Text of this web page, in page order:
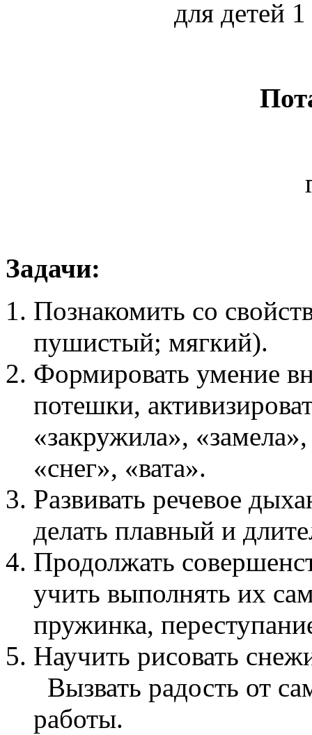
для детей
Задачи:
Познакомить со
пушистый; мягкий).
Формировать умение
потешки,
«закружила»,
«снег», «вата».
Развивать речевое
делать плавный и
Продолжать
учить выполнять их
пружинка,
Научить рисовать
Вызвать радость от
работы.